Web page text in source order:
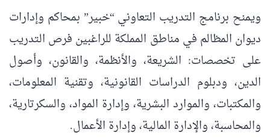
ويمنح برنامج التدريب التعاوني “خبير” بمحاكم وإدارات
ديوان المظالم في مناطق المملكة للراغبين فرص التدريب
على تخصصات: الشريعة، والأنظمة، والقانون، وأصول
الدين، ودبلوم الدراسات القانونية، وتقنية المعلومات،
والمكتبات، والموارد البشرية، وإدارة المواد، والسكرتارية،
والمحاسبة، والإدارة المالية، وإدارة الأعمال.